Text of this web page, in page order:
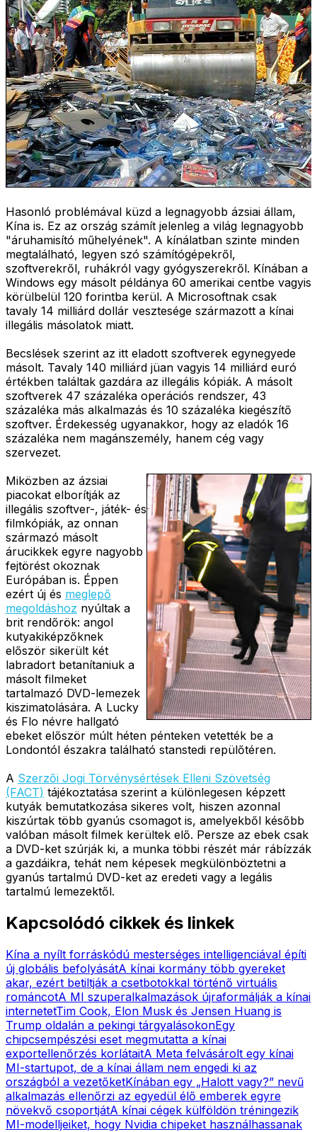
Hasonló problémával küzd a legnagyobb ázsiai állam,
Kína is. Ez az ország számít jelenleg a világ legnagyobb
"áruhamisító műhelyének". A kínálatban szinte minden
megtalálható, legyen szó számítógépekről,
szoftverekről, ruhákról vagy gyógyszerekről. Kínában a
Windows egy másolt példánya 60 amerikai centbe vagyis
körülbelül 120 forintba kerül. A Microsoftnak csak
tavaly 14 milliárd dollár vesztesége származott a kínai
illegális másolatok miatt.
Becslések szerint az itt eladott szoftverek egynegyede
másolt. Tavaly 140 milliárd jüan vagyis 14 milliárd euró
értékben találtak gazdára az illegális kópiák. A másolt
szoftverek 47 százaléka operációs rendszer, 43
százaléka más alkalmazás és 10 százaléka kiegészítő
szoftver. Érdekesség ugyanakkor, hogy az eladók 16
százaléka nem magánszemély, hanem cég vagy
szervezet.
Miközben az ázsiai
piacokat elborítják az
illegális szoftver-, játék- és
filmkópiák, az onnan
származó másolt
árucikkek egyre nagyobb
fejtörést okoznak
Európában is. Éppen
ezért új és meglepő
megoldáshoz nyúltak a
brit rendőrök: angol
kutyakiképzőknek
először sikerült két
labradort betanítaniuk a
másolt filmeket
tartalmazó DVD-lemezek
kiszimatolására. A Lucky
és Flo névre hallgató
ebeket először múlt héten pénteken vetették be a
Londontól északra található stanstedi repülőtéren.
A Szerzői Jogi Törvénysértések Elleni Szövetség
(FACT) tájékoztatása szerint a különlegesen képzett
kutyák bemutatkozása sikeres volt, hiszen azonnal
kiszúrtak több gyanús csomagot is, amelyekből később
valóban másolt filmek kerültek elő. Persze az ebek csak
a DVD-ket szúrják ki, a munka többi részét már rábízzák
a gazdáikra, tehát nem képesek megkülönböztetni a
gyanús tartalmú DVD-ket az eredeti vagy a legális
tartalmú lemezektől.
Kapcsolódó cikkek és linkek
Kína a nyílt forráskódú mesterséges intelligenciával építi
új globális befolyásátA kínai kormány több gyereket
akar, ezért betiltják a csetbotokkal történő virtuális
románcotA MI szuperalkalmazások újraformálják a kínai
internetetTim Cook, Elon Musk és Jensen Huang is
Trump oldalán a pekingi tárgyalásokonEgy
chipcsempészési eset megmutatta a kínai
exportellenőrzés korlátaitA Meta felvásárolt egy kínai
MI-startupot, de a kínai állam nem engedi ki az
országból a vezetőketKínában egy „Halott vagy?” nevű
alkalmazás ellenőrzi az egyedül élő emberek egyre
növekvő csoportjátA kínai cégek külföldön tréningezik
MI-modelljeiket, hogy Nvidia chipeket használhassanak